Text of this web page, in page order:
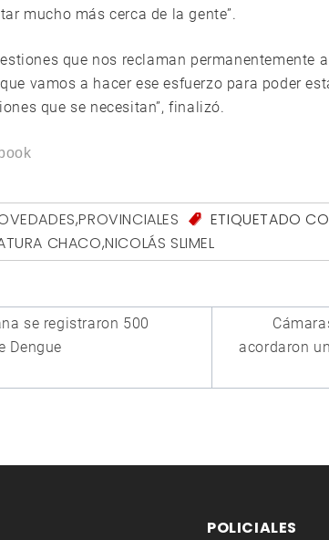
mucho más cerca de la gente”.
que nos reclaman permanentemente
vamos a hacer ese esfuerzo para poder
que se necesitan”, finalizó.
,PROVINCIALES ETIQUETADO
CHACO,NICOLÁS SLIMEL
se registraron 500
Dengue
acordaron
POLICIALES